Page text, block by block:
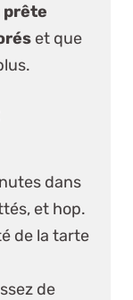
prête
et que
dans
et hop.
de la tarte
de